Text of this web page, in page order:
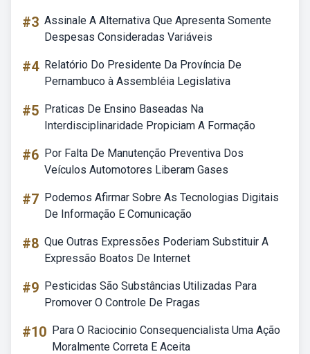
#3 Assinale A Alternativa Que Apresenta Somente
Despesas Consideradas Variáveis
#4 Relatório Do Presidente Da Província De
Pernambuco à Assembléia Legislativa
#5 Praticas De Ensino Baseadas Na
Interdisciplinaridade Propiciam A Formação
#6 Por Falta De Manutenção Preventiva Dos
Veículos Automotores Liberam Gases
#7 Podemos Afirmar Sobre As Tecnologias Digitais
De Informação E Comunicação
#8 Que Outras Expressões Poderiam Substituir A
Expressão Boatos De Internet
#9 Pesticidas São Substâncias Utilizadas Para
Promover O Controle De Pragas
#10 Para O Raciocinio Consequencialista Uma Ação
Moralmente Correta E Aceita